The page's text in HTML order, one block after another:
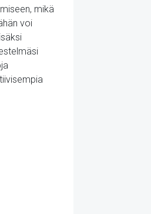
mikä
voi